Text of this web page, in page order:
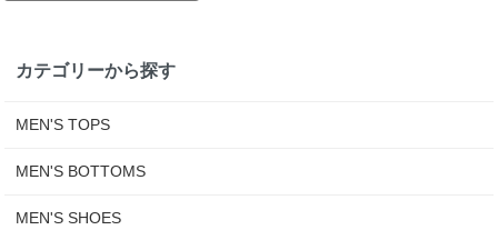
カテゴリーから探す
MEN'S TOPS
MEN'S BOTTOMS
MEN'S SHOES